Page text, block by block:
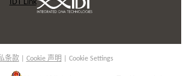
IDT Link
条款 Cookie 声明 Cookie Settings